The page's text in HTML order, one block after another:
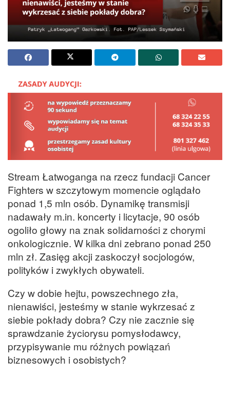
Stream Łatwoganga na rzecz fundacji Cancer
Fighters w szczytowym momencie oglądało
ponad 1,5 mln osób. Dynamikę transmisji
nadawały m.in. koncerty i licytacje, 90 osób
ogoliło głowy na znak solidarności z chorymi
onkologicznie. W kilka dni zebrano ponad 250
mln zł. Zasięg akcji zaskoczył socjologów,
polityków i zwykłych obywateli.
Czy w dobie hejtu, powszechnego zła,
nienawiści, jesteśmy w stanie wykrzesać z
siebie pokłady dobra? Czy nie zacznie się
sprawdzanie życiorysu pomysłodawcy,
przypisywanie mu różnych powiązań
biznesowych i osobistych?